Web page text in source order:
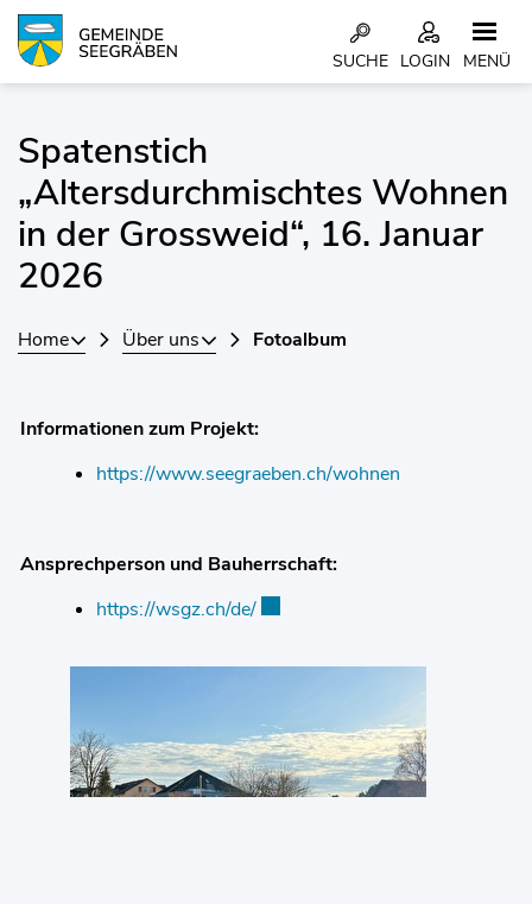
Kopfzeile
LOGIN
SUCHE MENÜ
Spatenstich
„Altersdurchmischtes Wohnen
in der Grossweid“, 16. Januar
2026
Home Über uns Fotoalbum
Informationen zum Projekt:
https://www.seegraeben.ch/wohnen
Ansprechperson und Bauherrschaft:
https://wsgz.ch/de/Externer Link wird in einem